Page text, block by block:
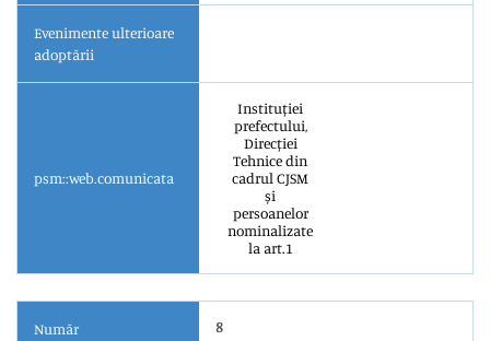
Evenimente ulterioare
adoptării
psm::web.comunicata
Instituției
prefectului,
Direcției
Tehnice din
cadrul CJSM
și
persoanelor
nominalizate
la art.1
Număr 8